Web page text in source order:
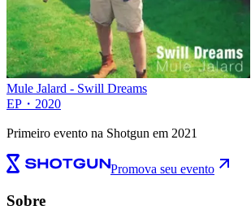
Mule Jalard - Swill Dreams
EP ・ 2020
Primeiro evento na Shotgun em 2021
Promova seu evento
Sobre